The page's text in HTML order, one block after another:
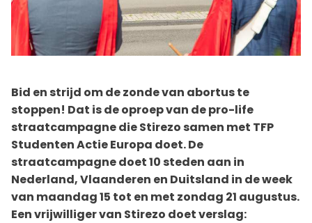
Bid en strijd om de zonde van abortus te
stoppen! Dat is de oproep van de pro-life
straatcampagne die Stirezo samen met TFP
Studenten Actie Europa doet. De
straatcampagne doet 10 steden aan in
Nederland, Vlaanderen en Duitsland in de week
van maandag 15 tot en met zondag 21 augustus.
Een vrijwilliger van Stirezo doet verslag: